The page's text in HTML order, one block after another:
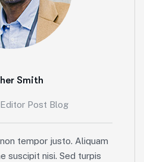
Smith
Post Blog
tempor justo. Aliquam
suscipit nisi. Sed turpis